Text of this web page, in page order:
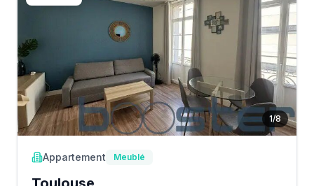
1/8
Appartement Meublé